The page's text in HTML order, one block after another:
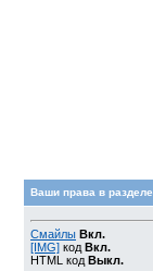
Ваши права в разделе
Смайлы Вкл.
[IMG] код Вкл.
HTML код Выкл.